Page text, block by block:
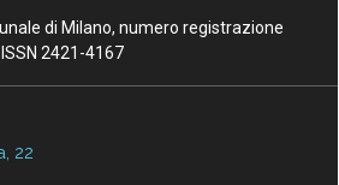
di Milano, numero registrazione
2421-4167
22